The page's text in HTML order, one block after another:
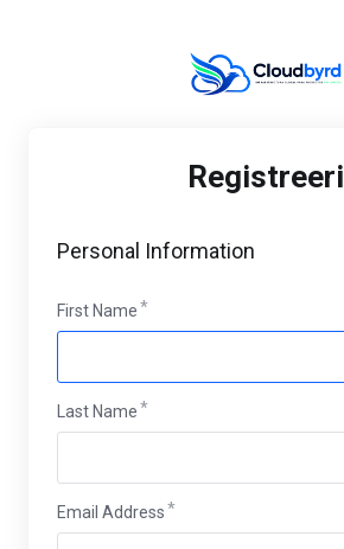
Registreeri
Personal Information
First Name
Last Name
Email Address